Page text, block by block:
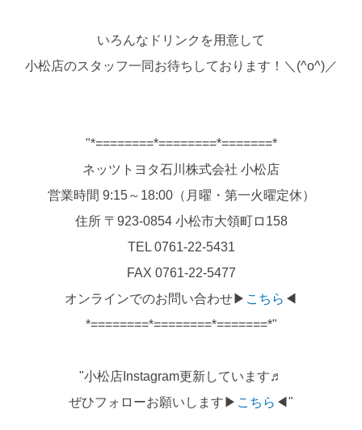
いろんなドリンクを用意して
小松店のスタッフ一同お待ちしております！＼(^o^)／
"*========*========*=======*
ネッツトヨタ石川株式会社 小松店
営業時間 9:15～18:00（月曜・第一火曜定休）
住所 〒923-0854 小松市大領町ロ158
TEL 0761-22-5431
FAX 0761-22-5477
オンラインでのお問い合わせ▶ こちら ◀
*========*========*=======*"
"小松店Instagram更新しています♬
ぜひフォローお願いします▶ こちら ◀"